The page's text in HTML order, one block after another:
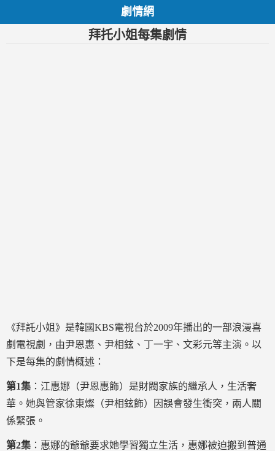
劇情網
拜托小姐每集劇情
《拜託小姐》是韓國KBS電視台於2009年播出的一部浪漫喜
劇電視劇，由尹恩惠、尹相鉉、丁一宇、文彩元等主演。以
下是每集的劇情概述：
第1集 ：江惠娜（尹恩惠飾）是財閥家族的繼承人，生活奢
華。她與管家徐東燦（尹相鉉飾）因誤會發生衝突，兩人關
係緊張。
第2集 ：惠娜的爺爺要求她學習獨立生活，惠娜被迫搬到普通